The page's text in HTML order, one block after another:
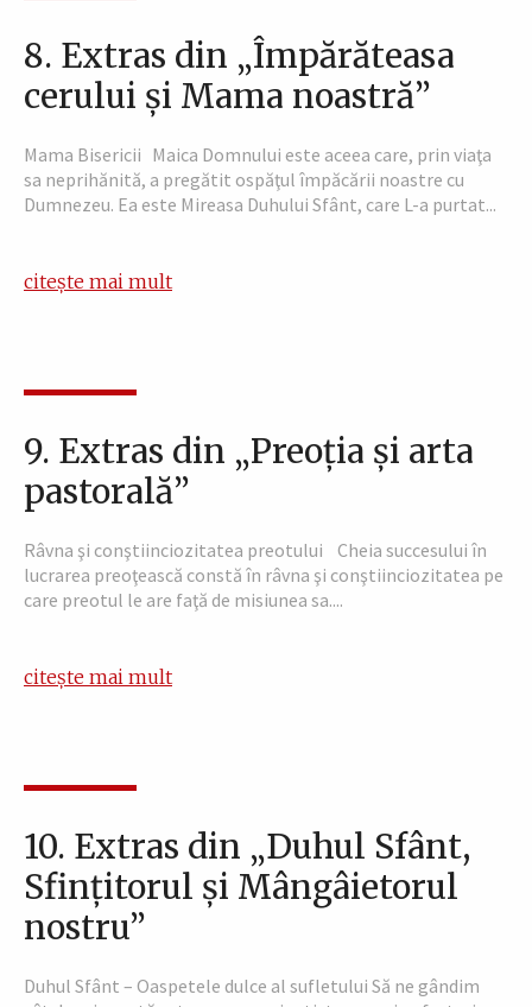
8. Extras din „Împărăteasa
cerului şi Mama noastră”
Mama Bisericii Maica Domnului este aceea care, prin viaţa
sa neprihănită, a pregătit ospăţul împăcării noastre cu
Dumnezeu. Ea este Mireasa Duhului Sfânt, care L-a purtat...
citește mai mult
9. Extras din „Preoţia şi arta
pastorală”
Râvna şi conştiinciozitatea preotului Cheia succesului în
lucrarea preoţească constă în râvna şi conştiinciozitatea pe
care preotul le are faţă de misiunea sa....
citește mai mult
10. Extras din „Duhul Sfânt,
Sfinţitorul şi Mângâietorul
nostru”
Duhul Sfânt – Oaspetele dulce al sufletului Să ne gândim